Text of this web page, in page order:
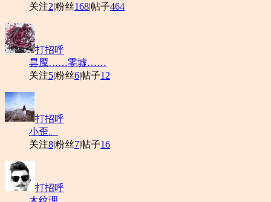
关注2|粉丝168|帖子464
打招呼
昙魇……零墟……
关注5|粉丝6|帖子12
打招呼
小歪。
关注8|粉丝7|帖子16
打招呼